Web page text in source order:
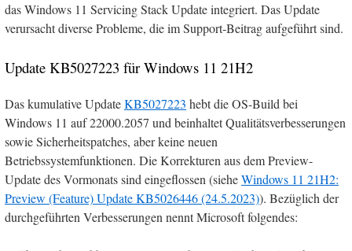
das Windows 11 Servicing Stack Update integriert. Das Update
verursacht diverse Probleme, die im Support-Beitrag aufgeführt sind.
Update KB5027223 für Windows 11 21H2
Das kumulative UpdateKB5027223 hebt die OS-Build bei
Windows 11 auf 22000.2057 und beinhaltet Qualitätsverbesserungen
sowie Sicherheitspatches, aber keine neuen
Betriebssystemfunktionen. Die Korrekturen aus dem Preview-
Update des Vormonats sind eingeflossen (sieheWindows 11 21H2:
Preview (Feature) Update KB5026446 (24.5.2023)). Bezüglich der
durchgeführten Verbesserungen nennt Microsoft folgendes: